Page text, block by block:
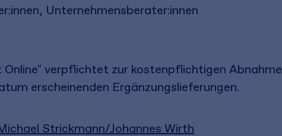
Unternehmensberater:innen
verpflichtet zur kostenpflichtigen Abnahme
erscheinenden Ergänzungslieferungen.
Strickmann/Johannes Wirth